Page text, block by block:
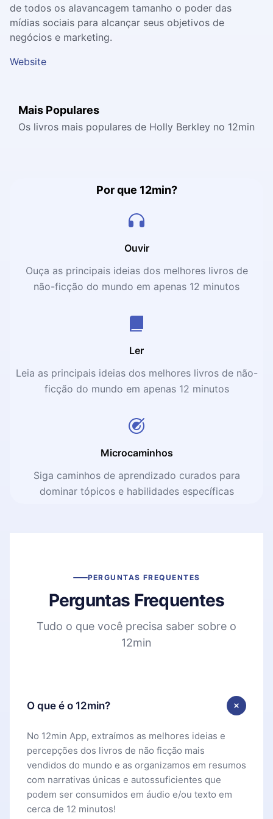
de todos os alavancagem tamanho o poder das
mídias sociais para alcançar seus objetivos de
negócios e marketing.
Website
Mais Populares
Os livros mais populares de Holly Berkley no 12min
Por que 12min?
Ouvir
Ouça as principais ideias dos melhores livros de
não-ficção do mundo em apenas 12 minutos
Ler
Leia as principais ideias dos melhores livros de não-
ficção do mundo em apenas 12 minutos
Microcaminhos
Siga caminhos de aprendizado curados para
dominar tópicos e habilidades específicas
PERGUNTAS FREQUENTES
Perguntas Frequentes
Tudo o que você precisa saber sobre o
12min
O que é o 12min?
No 12min App, extraímos as melhores ideias e
percepções dos livros de não ficção mais
vendidos do mundo e as organizamos em resumos
com narrativas únicas e autossuficientes que
podem ser consumidos em áudio e/ou texto em
cerca de 12 minutos!